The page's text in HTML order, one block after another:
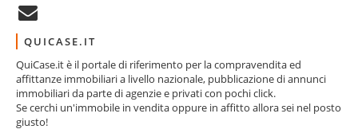
QUICASE.IT
QuiCase.it è il portale di riferimento per la compravendita ed
affittanze immobiliari a livello nazionale, pubblicazione di annunci
immobiliari da parte di agenzie e privati con pochi click.
Se cerchi un'immobile in vendita oppure in affitto allora sei nel posto
giusto!